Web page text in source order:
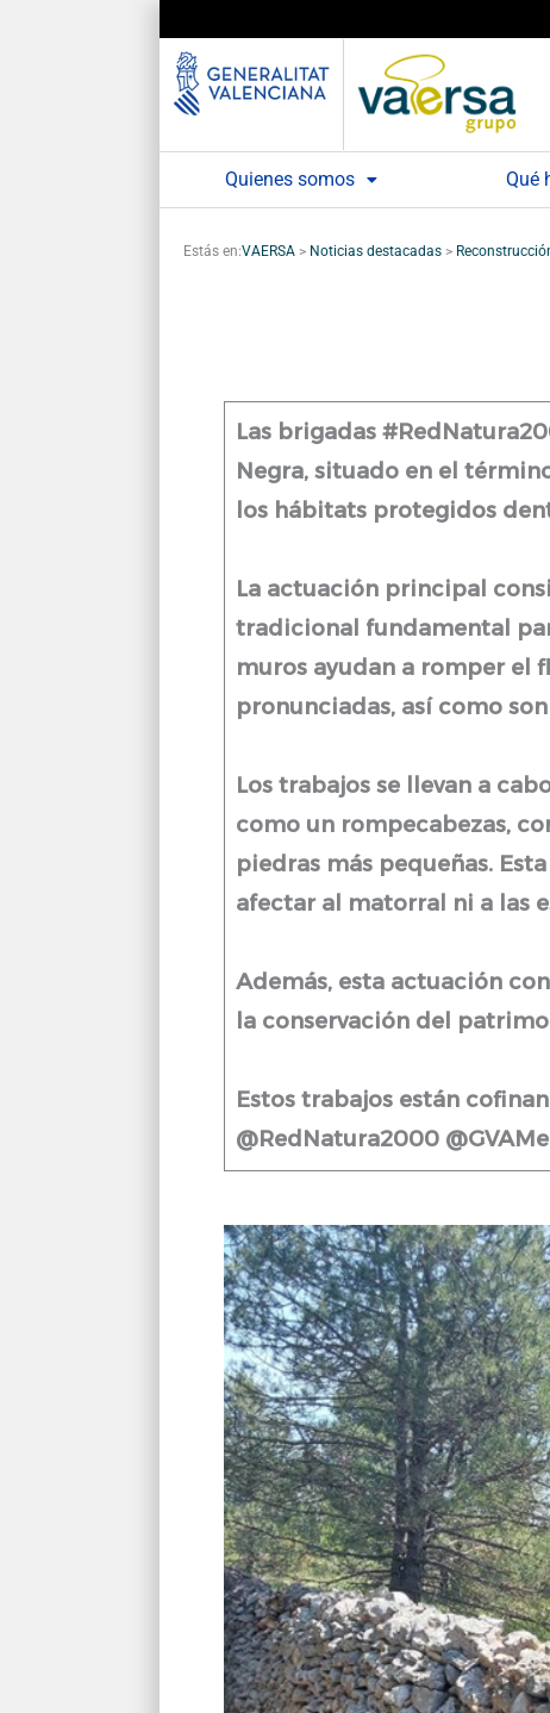
al
contenido
Quienes somos Qué
Estás en:VAERSA > Noticias destacadas >
Las brigadas
Negra, situado en el
los hábitats protegidos
La actuación principal
tradicional fundamental
muros ayudan a romper el
pronunciadas, así como
Los trabajos se llevan a
como un rompecabezas,
piedras más pequeñas.
afectar al matorral ni a las
Además, esta actuación
la conservación del
Estos trabajos están
@RedNatura2000